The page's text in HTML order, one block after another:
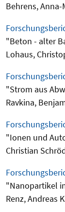
Behrens,
"Beton - alter
Lohaus,
"Strom aus
Ravkina,
"Ionen und
Christian
"Nanopartikel
Renz, Andreas